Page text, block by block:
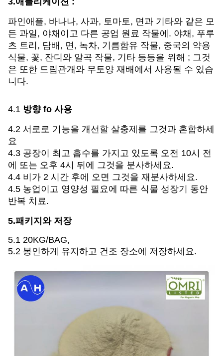
파인애플, 바나나, 사과, 토마토, 면과 기타와 같은 모
든 과일, 야채이고 다른 공업 원료 작물에. 야채, 푸루
츠 트리, 담배, 면, 녹차, 기름함유 작물, 중국의 약용
식물, 꽃, 잔디와 알곡 작물, 기타 등등을 위해 ; 그것
은 또한 드립관개와 무토양 재배에서 사용될 수 있습
니다.
4.1 방향 fo 사용
4.2 서로로 기능을 개선할 살충제를 그것과 혼합하세
요
4.3 공장이 최고 흡수를 가지고 있도록 오전 10시 전
에 또는 오후 4시 뒤에 그것을 분사하세요.
4.4 비가 2 시간 후에 오면 그것을 재분사하세요.
4.5 농업이고 영양성 필요에 따른 식물 성장기 동안
반복 치료.
5.패키지와 저장
5.1 20KG/BAG,
5.2 봉인하게 유지하고 건조 장소에 저장하세요.